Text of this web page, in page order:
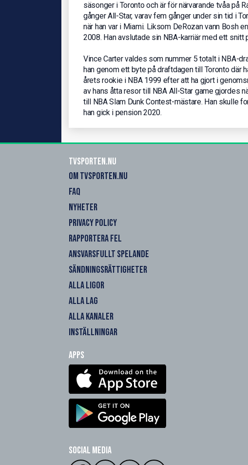
säsonger i Toronto och är för närvarande tvåa på
gånger All-Star, varav fem gånger under sin tid i
när han var i Miami. Liksom DeRozan vann Bosh
2008. Han avslutade sin NBA-karriär med ett snitt
Vince Carter valdes som nummer 5 totalt i NBA-
han genom ett byte på draftdagen till Toronto där
årets rookie i NBA 1999 efter att ha gjort i
av hans åtta resor till NBA All-Star game gjordes
till NBA Slam Dunk Contest-mästare. Han skulle
han gick i pension 2020.
Tvsporten.nu
OM TVSPORTEN.NU
FAQ
NYHETER
PRIVACY POLICY
RAPPORTERA FEL
ANSVARSFULLT SPELANDE
SÄNDNINGSRÄTTIGHETER
ALLA LIGOR
ALLA LAG
ALLA KANALER
INSTÄLLNINGAR
Apps
Social Media